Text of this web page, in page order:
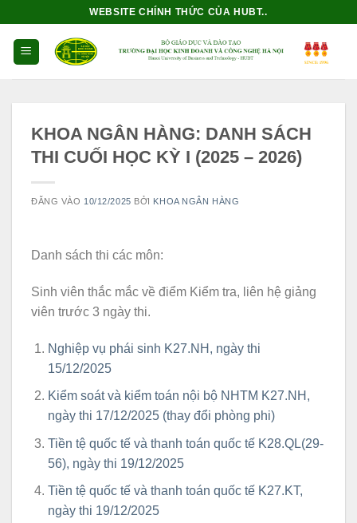
dung
WEBSITE CHÍNH THỨC CỦA HUBT..
KHOA NGÂN HÀNG: DANH SÁCH
THI CUỐI HỌC KỲ I (2025 – 2026)
ĐĂNG VÀO 10/12/2025 BỞI KHOA NGÂN HÀNG
Danh sách thi các môn:
Sinh viên thắc mắc về điểm Kiểm tra, liên hệ giảng
viên trước 3 ngày thi.
Nghiệp vụ phái sinh K27.NH, ngày thi
15/12/2025
Kiểm soát và kiểm toán nội bộ NHTM K27.NH,
ngày thi 17/12/2025 (thay đổi phòng phi)
Tiền tệ quốc tế và thanh toán quốc tế K28.QL(29-
56), ngày thi 19/12/2025
Tiền tệ quốc tế và thanh toán quốc tế K27.KT,
ngày thi 19/12/2025